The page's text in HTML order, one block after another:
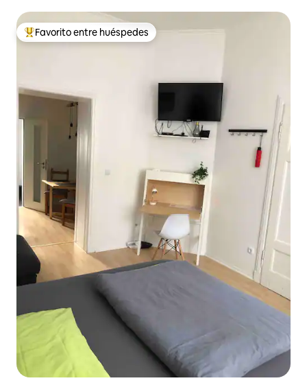
Favorito entre huéspedes preferido
Favorito entre huéspedes